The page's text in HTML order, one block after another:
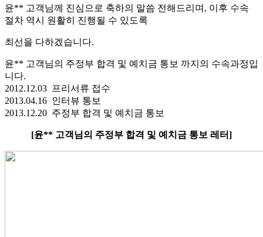
윤** 고객님께 진심으로 축하의 말씀 전해드리며, 이후 수속
절차 역시 원활히 진행될 수 있도록
최선을 다하겠습니다.
윤** 고객님의 주정부 합격 및 예치금 통보 까지의 수속과정입
니다.
2012.12.03 프리서류 접수
2013.04.16 인터뷰 통보
2013.12.20 주정부 합격 및 예치금 통보
[윤** 고객님의 주정부 합격 및 예치금 통보 레터]